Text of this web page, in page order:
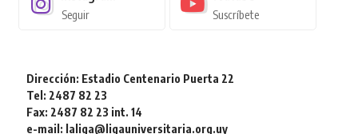
Seguir Suscríbete
Dirección: Estadio Centenario Puerta 22
Tel: 2487 82 23
Fax: 2487 82 23 int. 14
e-mail: laliga@ligauniversitaria.org.uy